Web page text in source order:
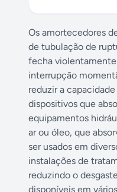
Os amortecedores
de tubulação de
fecha violentamente
interrupção
reduzir a
dispositivos que
equipamentos
ar ou óleo, que
ser usados em
instalações de
reduzindo o
disponíveis em